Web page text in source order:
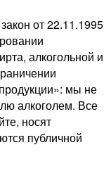
от 22.11.1995
алкогольной и
мы не
алкоголем. Все
носят
публичной